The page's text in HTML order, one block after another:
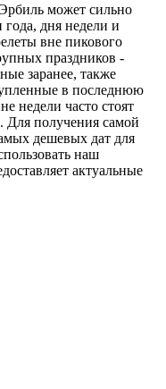
может сильно
года, дня недели и
вне пикового
праздников -
заранее, также
в последнюю
недели часто стоят
получения самой
дешевых дат для
наш
актуальные